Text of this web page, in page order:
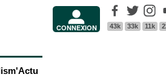
CONNEXION
Facebook
43k 33k 11k